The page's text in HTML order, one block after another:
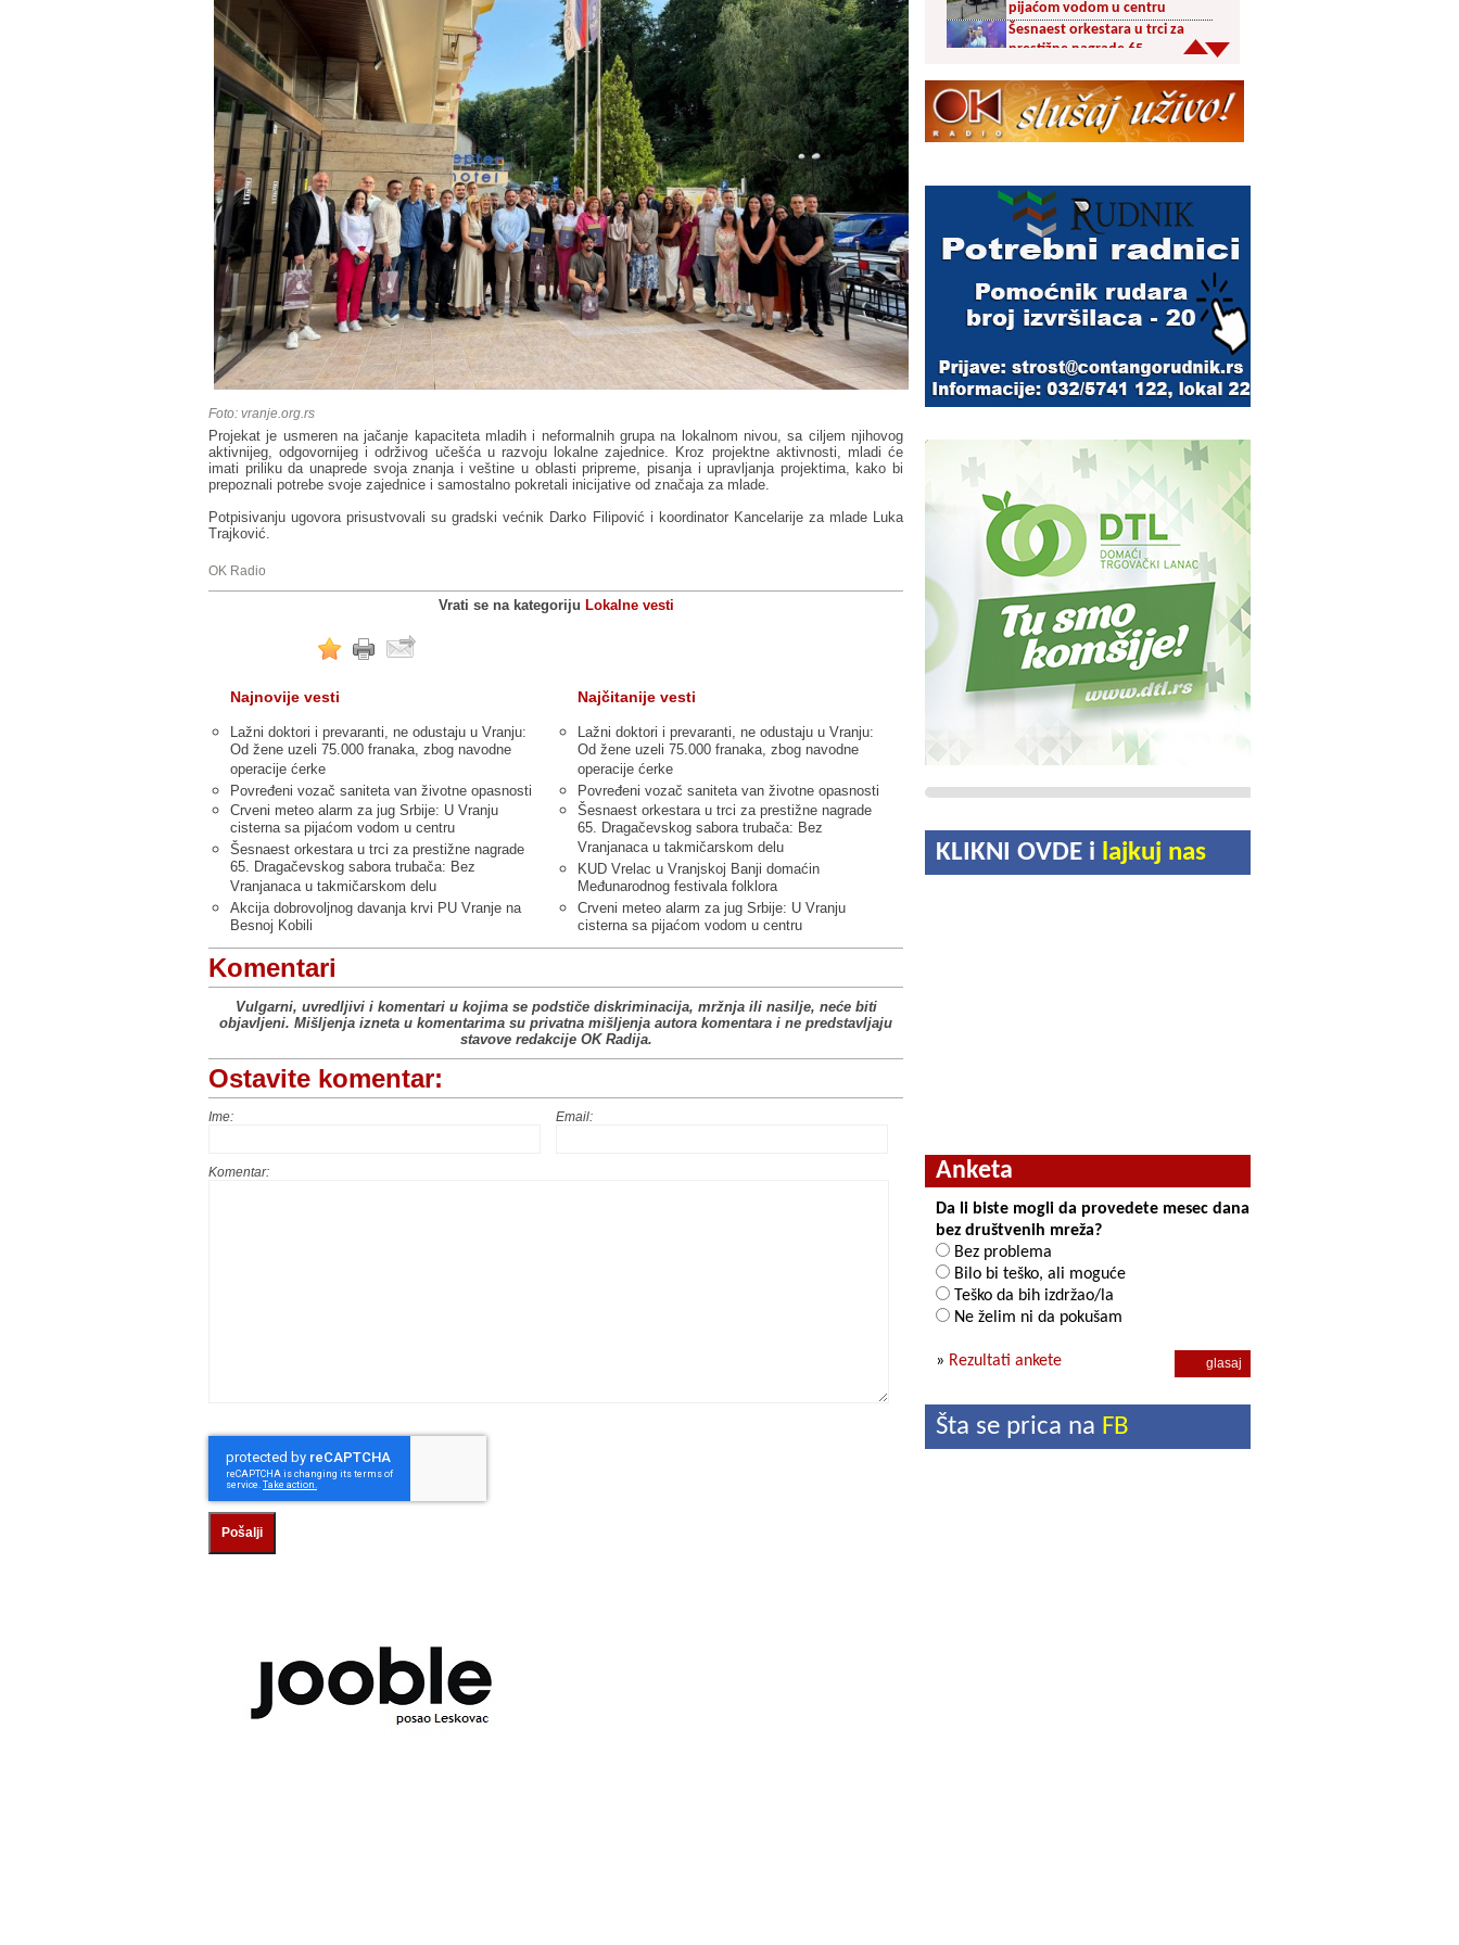
Foto: vranje.org.rs
Projekat je usmeren na jačanje kapaciteta mladih i neformalnih grupa na lokalnom nivou, sa ciljem njihovog
aktivnijeg, odgovornijeg i održivog učešća u razvoju lokalne zajednice. Kroz projektne aktivnosti, mladi će
imati priliku da unaprede svoja znanja i veštine u oblasti pripreme, pisanja i upravljanja projektima, kako bi
prepoznali potrebe svoje zajednice i samostalno pokretali inicijative od značaja za mlade.
Potpisivanju ugovora prisustvovali su gradski većnik Darko Filipović i koordinator Kancelarije za mlade Luka
Trajković.
OK Radio
Vrati se na kategoriju Lokalne vesti
Najnovije vesti
Lažni doktori i prevaranti, ne odustaju u Vranju:
Od žene uzeli 75.000 franaka, zbog navodne
operacije ćerke
Povređeni vozač saniteta van životne opasnosti
Crveni meteo alarm za jug Srbije: U Vranju
cisterna sa pijaćom vodom u centru
Šesnaest orkestara u trci za prestižne nagrade
65. Dragačevskog sabora trubača: Bez
Vranjanaca u takmičarskom delu
Akcija dobrovoljnog davanja krvi PU Vranje na
Besnoj Kobili
Najčitanije vesti
Lažni doktori i prevaranti, ne odustaju u Vranju:
Od žene uzeli 75.000 franaka, zbog navodne
operacije ćerke
Povređeni vozač saniteta van životne opasnosti
Šesnaest orkestara u trci za prestižne nagrade
65. Dragačevskog sabora trubača: Bez
Vranjanaca u takmičarskom delu
KUD Vrelac u Vranjskoj Banji domaćin
Međunarodnog festivala folklora
Crveni meteo alarm za jug Srbije: U Vranju
cisterna sa pijaćom vodom u centru
Komentari
Vulgarni, uvredljivi i komentari u kojima se podstiče diskriminacija, mržnja ili nasilje, neće biti
objavljeni. Mišljenja izneta u komentarima su privatna mišljenja autora komentara i ne predstavljaju
stavove redakcije OK Radija.
Ostavite komentar:
Ime: Email:
Komentar:
Pošalji
pijaćom vodom u centru
Šesnaest orkestara u trci za
prestižne nagrade 65.
Bez Vranjanaca u
takmičarskom delu
Akcija dobrovoljnog davanja
KUD Vrelac u Vranjskoj Banji
domaćin Međunarodnog
festivala folklora
Za poljoprivrednike 5,8 miliona
Svetska nedelja dojenja –
Dojenje najbolji početak
provereno najbolje
Akcija dobrovoljnog davanja
krvi u četvrtak u Vranju
Ukrao novac iz crkve: Policija
brzo reagovala
KLIKNI OVDE i lajkuj nas
Anketa
Da li biste mogli da provedete mesec dana
bez društvenih mreža?
Bez problema
Bilo bi teško, ali moguće
Teško da bih izdržao/la
Ne želim ni da pokušam
» Rezultati ankete
Šta se prica na FB